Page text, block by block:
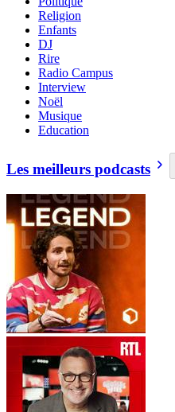
Religion
Enfants
DJ
Rire
Radio Campus
Interview
Noël
Musique
Education
Les meilleurs podcasts